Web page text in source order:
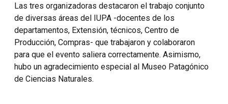
Las tres organizadoras destacaron el trabajo conjunto
de diversas áreas del IUPA -docentes de los
departamentos, Extensión, técnicos, Centro de
Producción, Compras- que trabajaron y colaboraron
para que el evento saliera correctamente. Asimismo,
hubo un agradecimiento especial al Museo Patagónico
de Ciencias Naturales.